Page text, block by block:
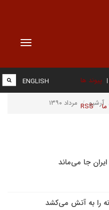
Toggle
پیوند ها
RSS
ENGLISH
آرشیو مرداد ۱۳۹۰
جا می‌ماند
را به آتش می‌کشد